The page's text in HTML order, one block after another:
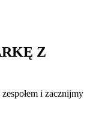
Z
i zacznijmy